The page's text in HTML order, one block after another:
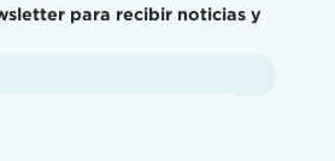
para recibir noticias y